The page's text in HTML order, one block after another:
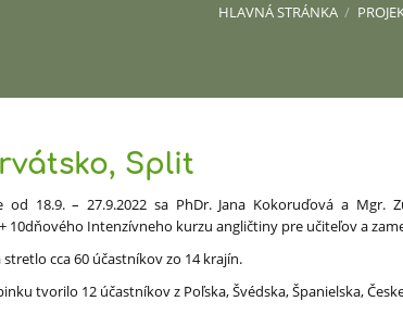
HLAVNÁ STRÁNKA /
2023
Split
od 18.9. – 27.9.2022 sa PhDr. Jana Kokoruďová a Mgr.
10dňového Intenzívneho kurzu angličtiny pre učiteľov a
stretlo cca 60 účastníkov zo 14 krajín.
tvorilo 12 účastníkov z Poľska, Švédska, Španielska,